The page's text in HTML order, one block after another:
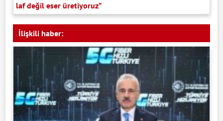
laf değil eser üretiyoruz”
İlişkili haber: